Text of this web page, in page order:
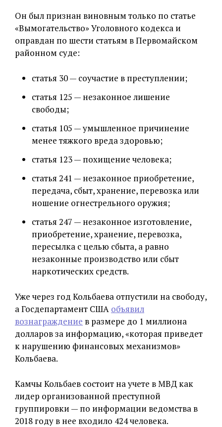
Он был признан виновным только по статье
«Вымогательство» Уголовного кодекса и
оправдан по шести статьям в Первомайском
районном суде:
статья 30 — соучастие в преступлении;
статья 125 — незаконное лишение
свободы;
статья 105 — умышленное причинение
менее тяжкого вреда здоровью;
статья 123 — похищение человека;
статья 241 — незаконное приобретение,
передача, сбыт, хранение, перевозка или
ношение огнестрельного оружия;
статья 247 — незаконное изготовление,
приобретение, хранение, перевозка,
пересылка с целью сбыта, а равно
незаконные производство или сбыт
наркотических средств.
Уже через год Кольбаева отпустили на свободу,
а Госдепартамент США объявил
вознаграждение в размере до 1 миллиона
долларов за информацию, «которая приведет
к нарушению финансовых механизмов»
Кольбаева.
Камчы Кольбаев состоит на учете в МВД как
лидер организованной преступной
группировки — по информации ведомства в
2018 году в нее входило 424 человека.